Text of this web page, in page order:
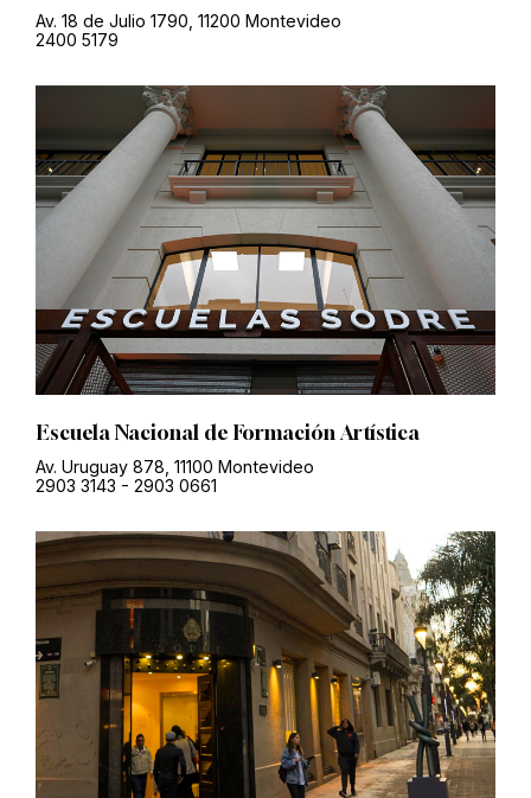
Av. 18 de Julio 1790, 11200 Montevideo
2400 5179
Escuela Nacional de Formación Artística
Av. Uruguay 878, 11100 Montevideo
2903 3143 - 2903 0661